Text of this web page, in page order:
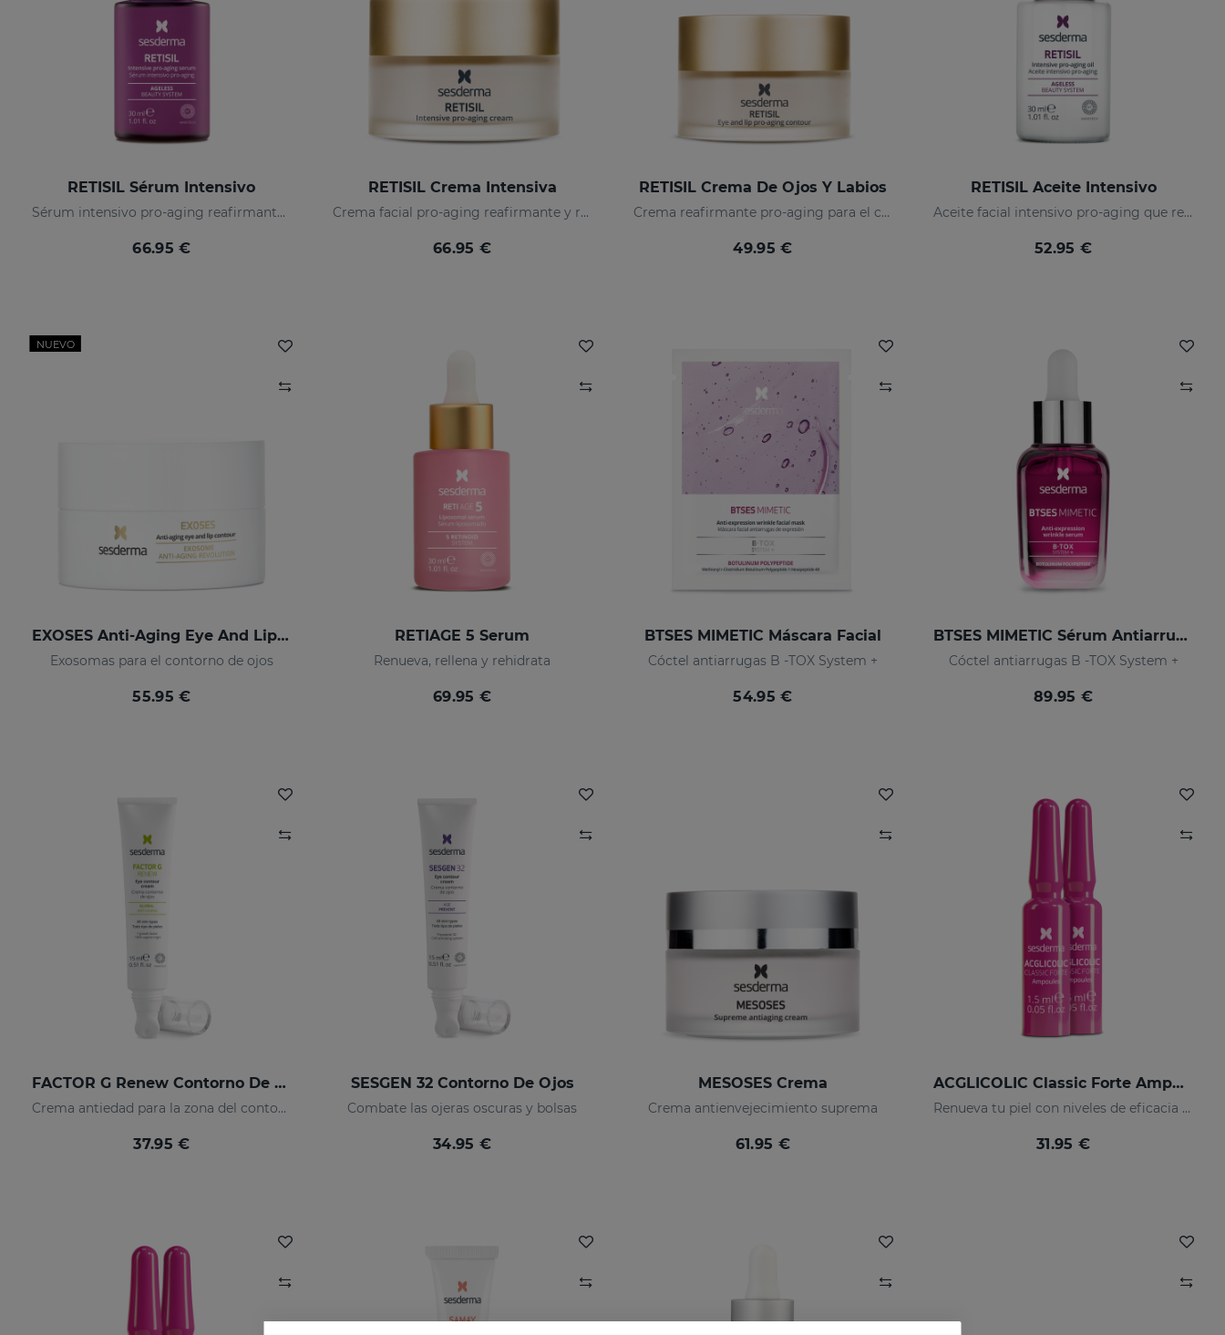
RETISIL Sérum Intensivo
Sérum intensivo pro-aging reafirmante y reductor de arrugas
66.95 €
RETISIL Crema Intensiva
Crema facial pro-aging reafirmante y reductora de arrugas
66.95 €
RETISIL Crema De Ojos Y Labios
Crema reafirmante pro-aging para el contorno de ojos y labios
49.95 €
RETISIL Aceite Intensivo
Aceite facial intensivo pro-aging que reduce arrugas
52.95 €
NUEVO
EXOSES Anti-Aging Eye And Lip Contour
Exosomas para el contorno de ojos
55.95 €
RETIAGE 5 Serum
Renueva, rellena y rehidrata
69.95 €
BTSES MIMETIC Máscara Facial
Cóctel antiarrugas B -TOX System +
54.95 €
BTSES MIMETIC Sérum Antiarrugas De Expresión
Cóctel antiarrugas B -TOX System +
89.95 €
FACTOR G Renew Contorno De Ojos
Crema antiedad para la zona del contorno de ojos
37.95 €
SESGEN 32 Contorno De Ojos
Combate las ojeras oscuras y bolsas
34.95 €
MESOSES Crema
Crema antienvejecimiento suprema
61.95 €
ACGLICOLIC Classic Forte Ampollas
Renueva tu piel con niveles de eficacia nunca antes alcanzados
31.95 €